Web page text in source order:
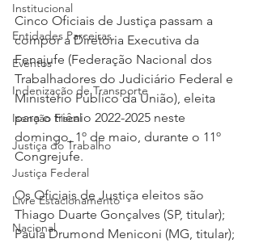
Institucional
Entidades Parceiras
Eventos
Indenização de Transporte
Isenção Fiscal
Justiça do Trabalho
Justiça Federal
Livre Estacionamento
Nacional
Cinco Oficiais de Justiça passam a
compor a Diretoria Executiva da
Fenajufe (Federação Nacional dos
Trabalhadores do Judiciário Federal e
Ministério Público da União), eleita
para o triênio 2022-2025 neste
domingo, 1º de maio, durante o 11º
Congrejufe.
Os Oficiais de Justiça eleitos são
Thiago Duarte Gonçalves (SP, titular);
Paula Drumond Meniconi (MG, titular);